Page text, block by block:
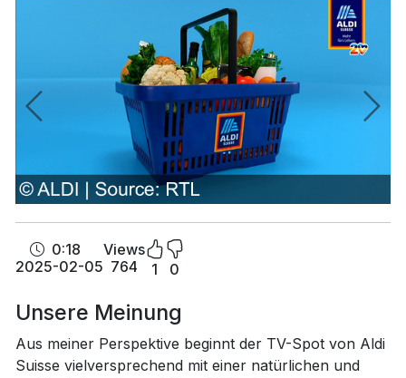
0:18
2025-02-05
Views
764
1 0
Unsere Meinung
Aus meiner Perspektive beginnt der TV-Spot von Aldi
Suisse vielversprechend mit einer natürlichen und